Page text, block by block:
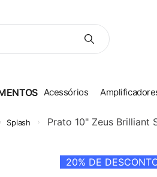
Acessórios
Splash Prato 10" Zeus Brilliant
20% DE